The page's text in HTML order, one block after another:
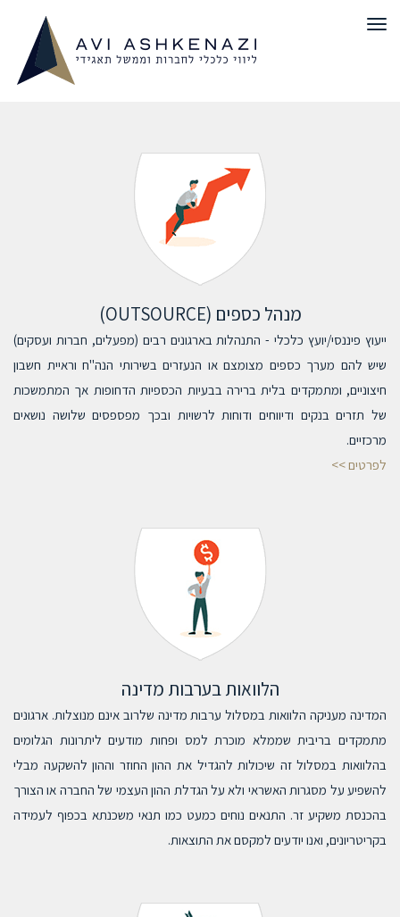
תפריט
מנהל כספים (OUTSOURCE)
ייעוץ פיננסי/יועץ כלכלי - התנהלות בארגונים רבים (מפעלים, חברות ועסקים)
שיש להם מערך כספים מצומצם או הנעזרים בשירותי הנה"ח וראיית חשבון
חיצוניים, ומתמקדים בלית ברירה בבעיות הכספיות הדחופות אך המתמשכות
של תזרים בנקים ודיווחים ודוחות לרשויות ובכך מפספסים שלושה נושאים
מרכזיים.
לפרטים >>
הלוואות בערבות מדינה
המדינה מעניקה הלוואות במסלול ערבות מדינה שלרוב אינם מנוצלות. ארגונים
מתמקדים בריבית שממלא מוכרת למס ופחות מודעים ליתרונות הגלומים
בהלוואות במסלול זה שיכולות להגדיל את ההון החוזר וההון להשקעה מבלי
להשפיע על מסגרות האשראי ולא על הגדלת ההון העצמי של החברה או הצורך
בהכנסת משקיע זר. התנאים נוחים כמעט כמו תנאי משכנתא בכפוף לעמידה
בקריטריונים, ואנו יודעים למקסם את התוצאות.